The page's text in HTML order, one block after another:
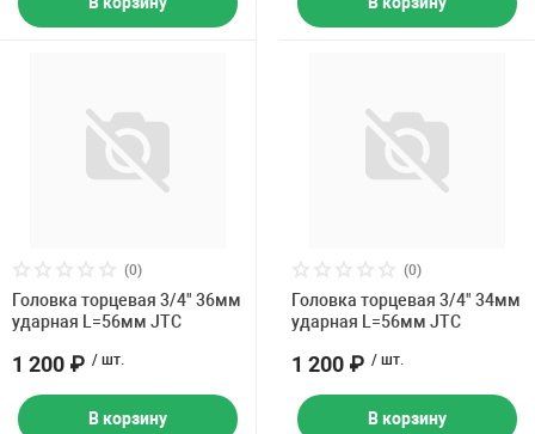
(0)
Головка торцевая 3/4" 36мм
ударная L=56мм JTC
1 200 ₽ / шт.
В корзину
(0)
Головка торцевая 3/4" 34мм
ударная L=56мм JTC
1 200 ₽ / шт.
В корзину